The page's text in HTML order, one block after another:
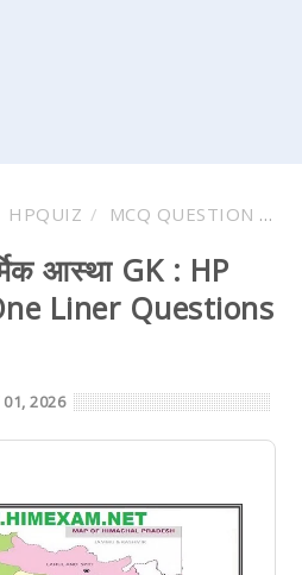
HPQUIZ MCQ QUESTION AND ANSWER
आस्था GK : HP
Liner Questions
01, 2026